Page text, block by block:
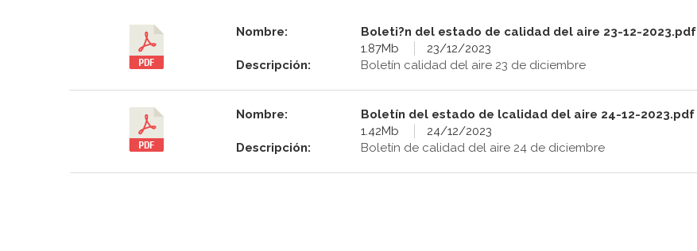
Nombre:
Boleti?n del estado de calidad del aire 23-12-2023.pdf
1.87Mb
23/12/2023
Descripción:
Boletín calidad del aire 23 de diciembre
Nombre:
Boletín del estado de lcalidad del aire 24-12-2023.pdf
1.42Mb
24/12/2023
Descripción:
Boletín de calidad del aire 24 de diciembre